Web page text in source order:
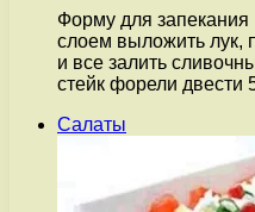
Форму для
слоем выложить лук,
и все залить
стейк форели двести
Салаты